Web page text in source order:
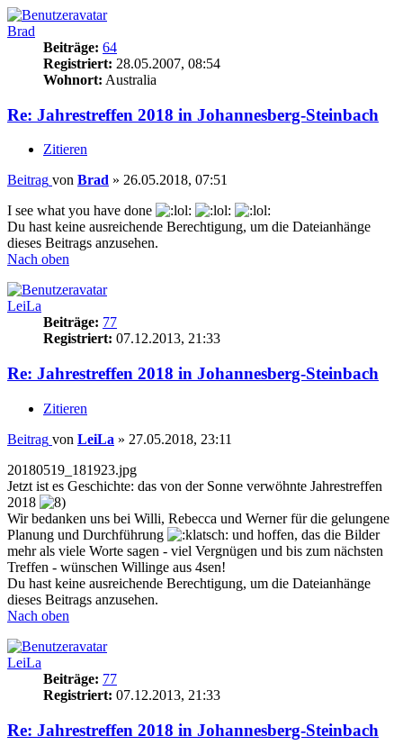
Brad
Beiträge: 64
Registriert: 28.05.2007, 08:54
Wohnort: Australia
Re: Jahrestreffen 2018 in Johannesberg-Steinbach
Zitieren
Beitrag von Brad » 26.05.2018, 07:51
I see what you have done
Du hast keine ausreichende Berechtigung, um die Dateianhänge
dieses Beitrags anzusehen.
Nach oben
LeiLa
Beiträge: 77
Registriert: 07.12.2013, 21:33
Re: Jahrestreffen 2018 in Johannesberg-Steinbach
Zitieren
Beitrag von LeiLa » 27.05.2018, 23:11
20180519_181923.jpg
Jetzt ist es Geschichte: das von der Sonne verwöhnte Jahrestreffen
2018
Wir bedanken uns bei Willi, Rebecca und Werner für die gelungene
Planung und Durchführung
und hoffen, das die Bilder
mehr als viele Worte sagen - viel Vergnügen und bis zum nächsten
Treffen - wünschen Willinge aus 4sen!
Du hast keine ausreichende Berechtigung, um die Dateianhänge
dieses Beitrags anzusehen.
Nach oben
LeiLa
Beiträge: 77
Registriert: 07.12.2013, 21:33
Re: Jahrestreffen 2018 in Johannesberg-Steinbach